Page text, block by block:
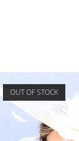
OUT OF STOCK